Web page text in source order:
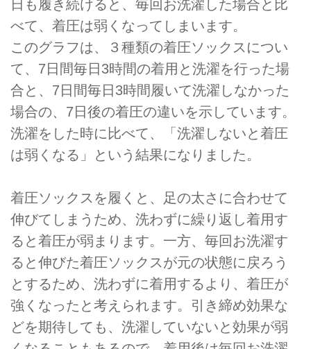
日も履き続けると、毎回お洗濯した場合と比
べて、着圧は弱くなってしまいます。
このグラフは、３種類の着圧ソックスについ
て、7日間毎日3時間の着用と洗濯を⾏った場
合と、7日間毎日3時間履いて洗濯しなかった
場合の、7日後の着圧の違いを示しています。
洗濯をした時に比べて、「洗濯しないと着圧
は弱くなる」という結果になりました。
着圧ソックスを履くと、足の太さに合わせて
伸びてしまうため、洗わずに繰り返し着用す
ると着圧が弱まります。⼀方、毎回お洗濯す
ると伸びた着圧ソックスが元の状態に戻ろう
とするため、洗わずに着用するより、着圧が
強くなったと考えられます。引き締め効果な
どを期待しても、洗濯していないと効果が弱